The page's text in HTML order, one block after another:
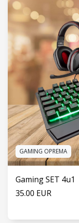
GAMING OPREMA
Gaming SET 4u1
35.00 EUR